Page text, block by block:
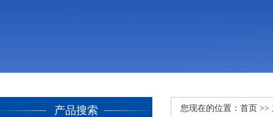
产品搜索 您现在的位置： 首页 >>